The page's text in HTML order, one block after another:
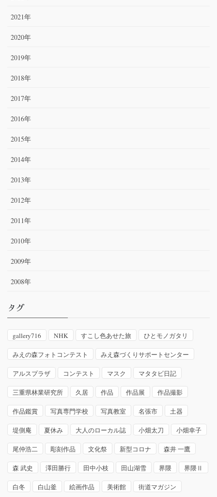
2021年
2020年
2019年
2018年
2017年
2016年
2015年
2014年
2013年
2012年
2011年
2010年
2009年
2008年
タグ
gallery716 NHK すこし色あせた旅 ひとモノガタリ
みえの森フォトコンテスト みえ森づくりサポートセンター
アルスプラザ コンテスト マスク マタタビ日記
三重県林業研究所 久居 作品 作品展 作品撮影
作品鑑賞 写真専門学校 写真教室 名張市 土器
堤側庵 夏休み 大人のローカル誌 小畑太刀 小畑幸子
尾仲浩二 彫刻作品 文化祭 新型コロナ 森井 一鷹
森 武史 澤田勝行 田中小枝 田山湖雪 界隈 界隈Ⅱ
白冬 白山釜 絵画作品 美術館 街道マガジン